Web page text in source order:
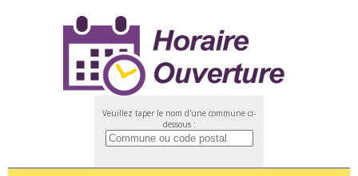
Veuillez taper le nom d'une commune ci-
dessous :